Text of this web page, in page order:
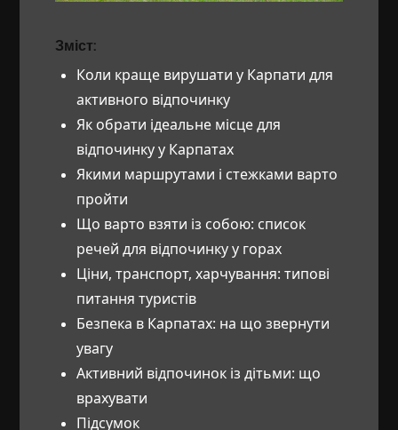
Зміст:
Коли краще вирушати у Карпати для
активного відпочинку
Як обрати ідеальне місце для
відпочинку у Карпатах
Якими маршрутами і стежками варто
пройти
Що варто взяти із собою: список
речей для відпочинку у горах
Ціни, транспорт, харчування: типові
питання туристів
Безпека в Карпатах: на що звернути
увагу
Активний відпочинок із дітьми: що
врахувати
Підсумок